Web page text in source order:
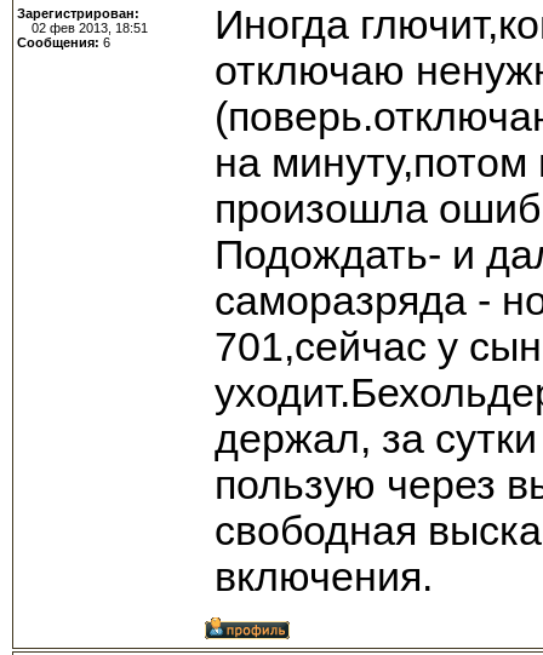
Зарегистрирован:
02 фев 2013, 18:51
Сообщения: 6
Иногда
отключаю
на
произошла
Подождать- и
саморазряда -
701,сейчас у
держал, за
пользую через
свободная
включения.